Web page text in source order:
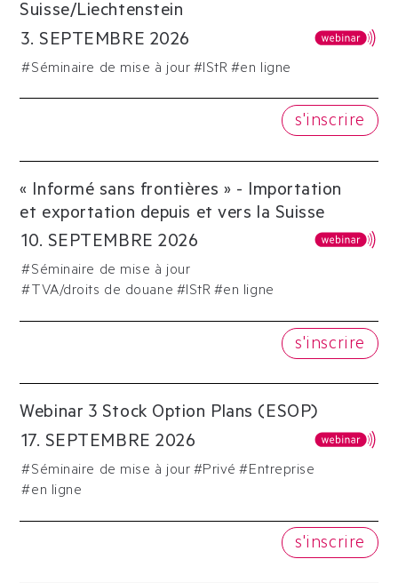
Suisse/Liechtenstein
3. SEPTEMBRE 2026
#Séminaire de mise à jour #IStR #en ligne
s'inscrire
« Informé sans frontières » - Importation
et exportation depuis et vers la Suisse
10. SEPTEMBRE 2026
#Séminaire de mise à jour
# TVA/droits de douane #IStR #en ligne
s'inscrire
Webinar 3 Stock Option Plans (ESOP)
17. SEPTEMBRE 2026
#Séminaire de mise à jour #Privé #Entreprise
#en ligne
s'inscrire